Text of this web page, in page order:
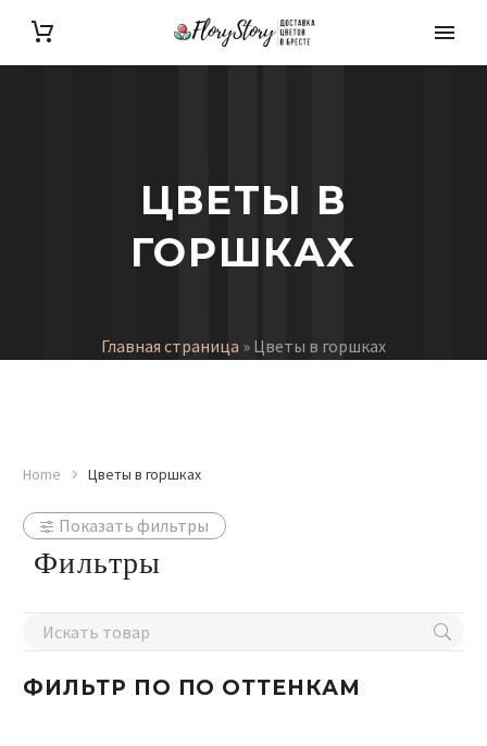
ЦВЕТЫ В
ГОРШКАХ
Главная страница » Цветы в горшках
Home Цветы в горшках
Показать фильтры
Фильтры
ФИЛЬТР ПО ПО ОТТЕНКАМ